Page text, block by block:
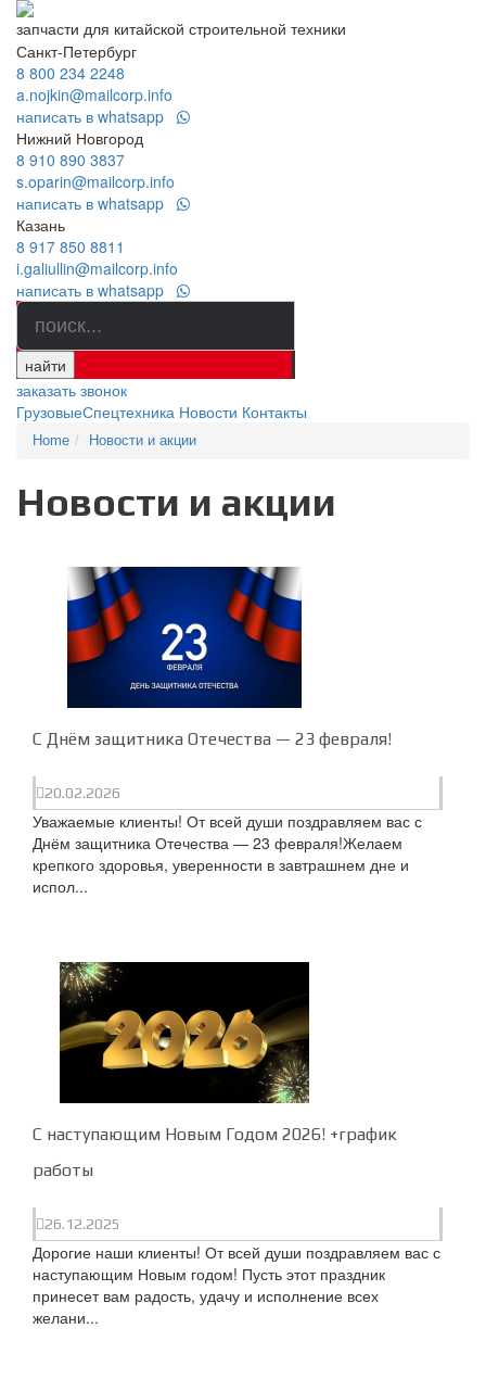
запчасти для китайской строительной техники
Санкт-Петербург
8 800 234 2248
a.nojkin@mailcorp.info
написать в whatsapp
Нижний Новгород
8 910 890 3837
s.oparin@mailcorp.info
написать в whatsapp
Казань
8 917 850 8811
i.galiullin@mailcorp.info
написать в whatsapp
найти
заказать звонок
ГрузовыеСпецтехника Новости Контакты
Home Новости и акции
Новости и акции
C Днём защитника Отечества — 23 февраля!
20.02.2026
Уважаемые клиенты! От всей души поздравляем вас с
Днём защитника Отечества — 23 февраля!Желаем
крепкого здоровья, уверенности в завтрашнем дне и
испол...
С наступающим Новым Годом 2026! +график
работы
26.12.2025
Дорогие наши клиенты! От всей души поздравляем вас с
наступающим Новым годом! Пусть этот праздник
принесет вам радость, удачу и исполнение всех
желани...